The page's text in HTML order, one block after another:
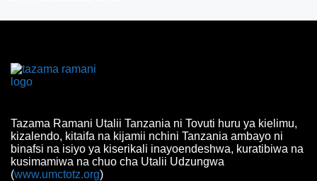
Tazama Ramani Utalii Tanzania ni Tovuti huru ya kielimu,
kizalendo, kitaifa na kijamii nchini Tanzania ambayo ni
binafsi na isiyo ya kiserikali inayoendeshwa, kuratibiwa na
kusimamiwa na chuo cha Utalii Udzungwa
(www.umctotz.org)